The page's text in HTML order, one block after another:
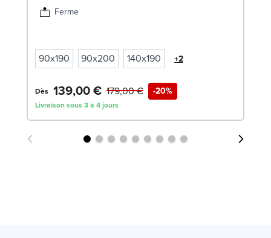
Ferme
90x190 90x200 140x190 +2
Dès 139,00 € -20%
179,00 €
Livraison sous 3 à 4 jours